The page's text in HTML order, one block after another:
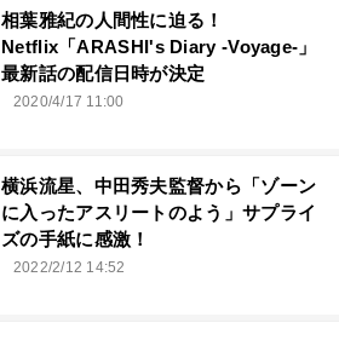
相葉雅紀の人間性に迫る！
Netflix「ARASHI's Diary -Voyage-」
最新話の配信日時が決定
2020/4/17 11:00
横浜流星、中田秀夫監督から「ゾーン
に入ったアスリートのよう」サプライ
ズの手紙に感激！
2022/2/12 14:52